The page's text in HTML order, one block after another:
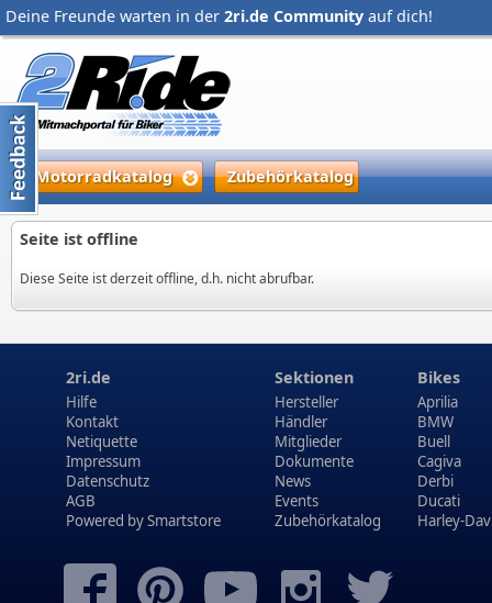
Deine Freunde warten in der 2ri.de Community auf dich!
Motorradkatalog Zubehörkatalog
Seite ist offline
Diese Seite ist derzeit offline, d.h. nicht abrufbar.
2ri.de
Hilfe
Kontakt
Netiquette
Impressum
Datenschutz
AGB
Powered bySmartstore
Sektionen
Hersteller
Händler
Mitglieder
Dokumente
News
Events
Zubehörkatalog
Bikes
Aprilia
BMW
Buell
Cagiva
Derbi
Ducati
Harley-